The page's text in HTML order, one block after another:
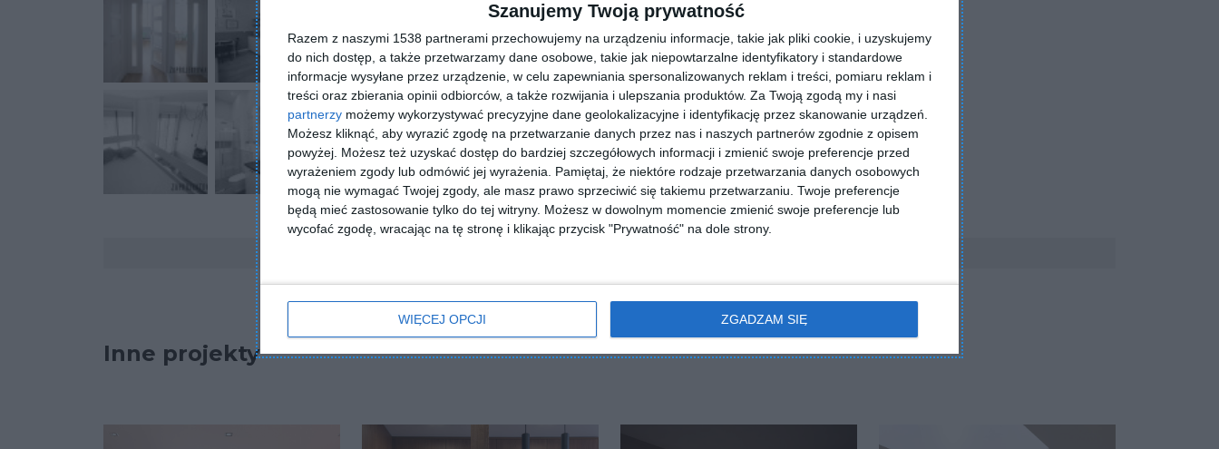
Szanujemy Twoją prywatność
Razem z naszymi 1538 partnerami przechowujemy na urządzeniu informacje, takie jak pliki cookie, i uzyskujemy
do nich dostęp, a także przetwarzamy dane osobowe, takie jak niepowtarzalne identyfikatory i standardowe
informacje wysyłane przez urządzenie, w celu zapewniania spersonalizowanych reklam i treści, pomiaru reklam i
treści oraz zbierania opinii odbiorców, a także rozwijania i ulepszania produktów. Za Twoją zgodą my i nasi
partnerzy możemy wykorzystywać precyzyjne dane geolokalizacyjne i identyfikację przez skanowanie urządzeń.
Możesz kliknąć, aby wyrazić zgodę na przetwarzanie danych przez nas i naszych partnerów zgodnie z opisem
powyżej. Możesz też uzyskać dostęp do bardziej szczegółowych informacji i zmienić swoje preferencje przed
wyrażeniem zgody lub odmówić jej wyrażenia.
Pamiętaj, że niektóre rodzaje przetwarzania danych osobowych
mogą nie wymagać Twojej zgody, ale masz prawo sprzeciwić się takiemu przetwarzaniu. Twoje preferencje
będą mieć zastosowanie tylko do tej witryny. Możesz w dowolnym momencie zmienić swoje preferencje lub
wycofać zgodę, wracając na tę stronę i klikając przycisk "Prywatność" na dole strony.
WIĘCEJ OPCJI ZGADZAM SIĘ
Inne projekty